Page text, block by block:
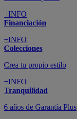
+INFO
Financiación
+INFO
Colecciones
Crea tu propio estilo
+INFO
Tranquilidad
6 años de Garantía Plus